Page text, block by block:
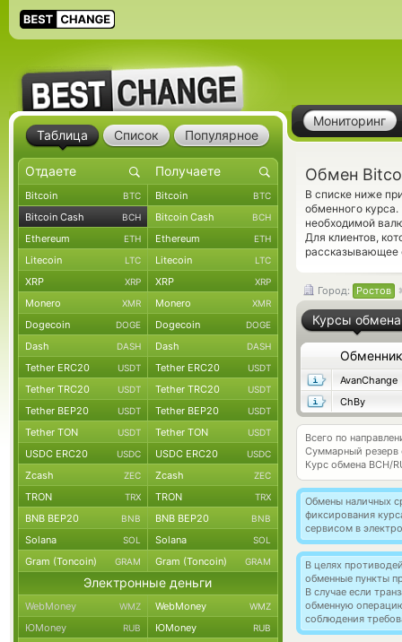
Мониторинг
Обмен
В списке ниже
обменного
необходимой
Для клиентов,
рассказывающее
Город: Ростов
Курсы обмена
Обменник
AvanChange
ChBy
Всего по
Суммарный резерв
Курс обмена BCH/
Обмены наличных
фиксирования
сервисом в
В целях
обменные пункты
В случае если
обменную
соблюдения
Таблица Список Популярное
Bitcoin BTC Bitcoin BTC
Bitcoin Cash BCH Bitcoin Cash BCH
Ethereum ETH Ethereum ETH
Litecoin LTC Litecoin LTC
XRP XRP XRP XRP
Monero XMR Monero XMR
Dogecoin DOGE Dogecoin DOGE
Dash DASH Dash DASH
Tether ERC20 USDT Tether ERC20 USDT
Tether TRC20 USDT Tether TRC20 USDT
Tether BEP20 USDT Tether BEP20 USDT
Tether TON USDT Tether TON USDT
USDC ERC20 USDC USDC ERC20 USDC
Zcash ZEC Zcash ZEC
TRON TRX TRON TRX
BNB BEP20 BNB BNB BEP20 BNB
Solana SOL Solana SOL
Gram (Toncoin) GRAM Gram (Toncoin) GRAM
Электронные деньги
WebMoney WMZ WebMoney WMZ
ЮMoney RUB ЮMoney RUB